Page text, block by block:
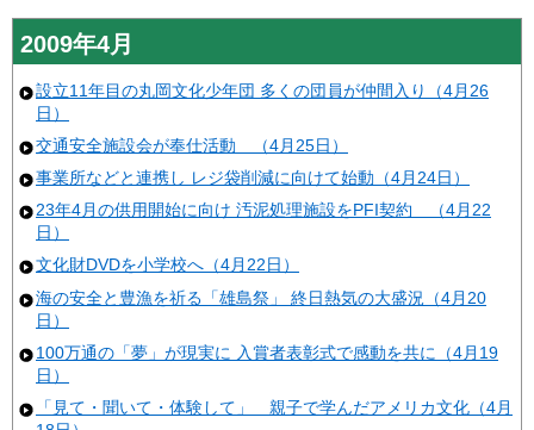
2009年4月
設立11年目の丸岡文化少年団 多くの団員が仲間入り（4月26
日）
交通安全施設会が奉仕活動 （4月25日）
事業所などと連携し レジ袋削減に向けて始動（4月24日）
23年4月の供用開始に向け 汚泥処理施設をPFI契約 （4月22
日）
文化財DVDを小学校へ（4月22日）
海の安全と豊漁を祈る「雄島祭」 終日熱気の大盛況（4月20
日）
100万通の「夢」が現実に 入賞者表彰式で感動を共に（4月19
日）
「見て・聞いて・体験して」 親子で学んだアメリカ文化（4月